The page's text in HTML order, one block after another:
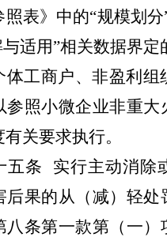
照表》中的“规模划分
适用”相关数据界定
体工商户、非盈利组
参照小微企业非重大
关要求执行。
五条
实行主动消除
后果的从（减）轻处
八条第一款第（一）